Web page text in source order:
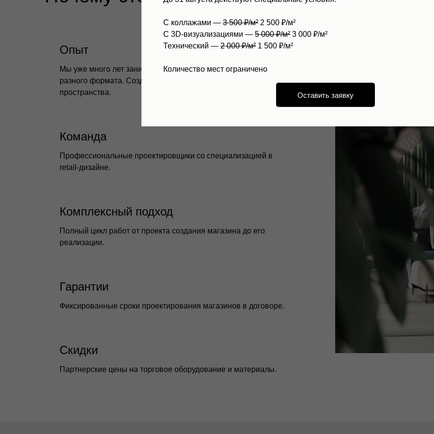
С коллажами — 3 500 ₽/м² 2 500 ₽/м²
С 3D-визуализациями — 5 000 ₽/м² 3 000 ₽/м²
Технический — 2 000 ₽/м² 1 500 ₽/м²
Количество мест ограничено
Оставить заявку
Опыт
Мы уже много лет занимаемся проектированием магазинов
разного формата. Создаем эффективные торговые
пространства.
Команда
Профессиональные проектировщики со специализацией в
retail-дизайне.
Комплексный подход
Полный цикл работ от проекта создания магазина до его
реализации.
Гарантии
Фиксированные сроки проектирования магазинов в договоре.
Скидки
Партнерские цены на торговое оборудование и материалы.